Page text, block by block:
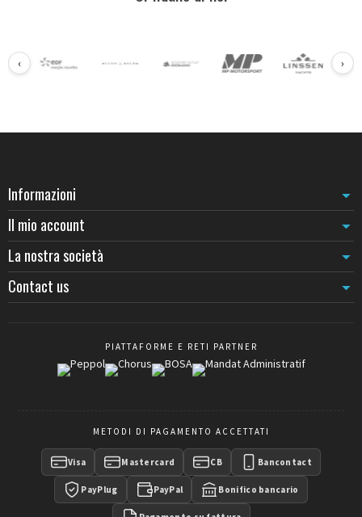
‹ ›
Informazioni
Il mio account
La nostra società
Contact us
PIATTAFORME E RETI PARTNER
METODI DI PAGAMENTO ACCETTATI
Visa Mastercard CB Bancontact
PayPlug PayPal Bonifico bancario